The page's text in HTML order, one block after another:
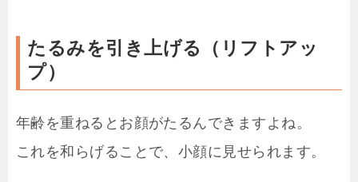
たるみを引き上げる（リフトアッ
プ）
年齢を重ねるとお顔がたるんできますよね。
これを和らげることで、小顔に見せられます。